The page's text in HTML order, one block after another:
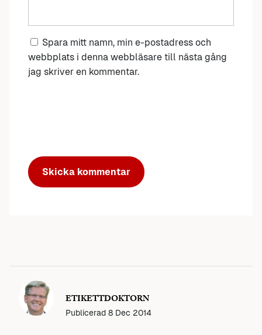
Spara mitt namn, min e-postadress och
webbplats i denna webbläsare till nästa gång
jag skriver en kommentar.
ETIKETTDOKTORN
Publicerad 8 Dec 2014